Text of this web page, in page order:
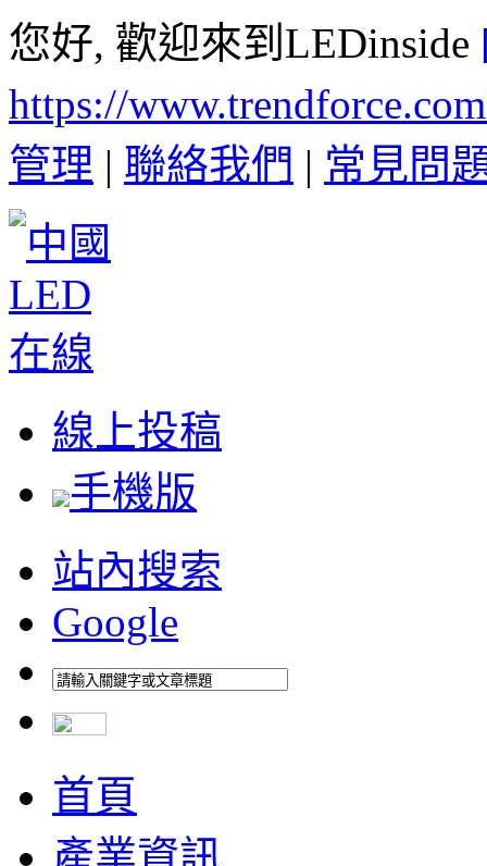
您好, 歡迎來到LEDinside
https://
管理 | 聯絡我們 | 常見問
線上投稿
手機版
站內搜索
Google
首頁
產業資訊